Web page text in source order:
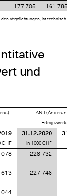
177 705 161 785
Verpflichtungen, ist technisch
und
∆NII (Änderung
Ertragswerts)
31.12.2020
CHF in 1000 CHF in
078 –228 732
613 227 748
044